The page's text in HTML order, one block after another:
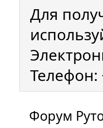
Для
Телефон:
Форум